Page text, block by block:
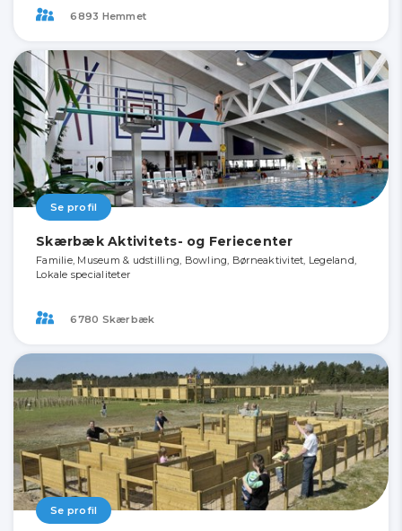
6893 Hemmet
Se profil
Skærbæk Aktivitets- og Feriecenter
Familie, Museum & udstilling, Bowling, Børneaktivitet, Legeland,
Lokale specialiteter
6780 Skærbæk
Se profil